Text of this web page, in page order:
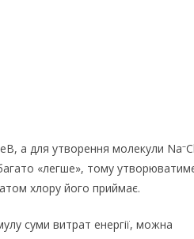
а для утворення молекули Na–Cl
«легше», тому
хлору його приймає.
суми витрат енергії, можна